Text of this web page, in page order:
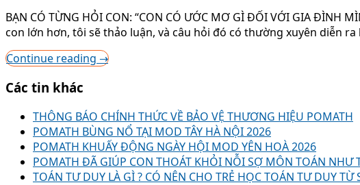
BẠN CÓ TỪNG HỎI CON: “CON CÓ ƯỚC MƠ GÌ ĐỐI VỚI GIA
con lớn hơn, tôi sẽ thảo luận, và câu hỏi đó có thường xuyên diễn ra
Continue reading →
Các tin khác
THÔNG BÁO CHÍNH THỨC VỀ BẢO VỆ THƯƠNG HIỆU POMATH
POMATH BÙNG NỔ TẠI MOD TÂY HÀ NỘI 2026
POMATH KHUẤY ĐỘNG NGÀY HỘI MOD YÊN HOÀ 2026
POMATH ĐÃ GIÚP CON THOÁT KHỎI NỖI SỢ MÔN TOÁN NHƯ
TOÁN TƯ DUY LÀ GÌ ? CÓ NÊN CHO TRẺ HỌC TOÁN TƯ DUY TỪ